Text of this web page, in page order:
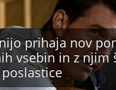
prihaja nov
vsebin in z njim